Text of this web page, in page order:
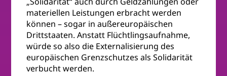
materiellen Leistungen erbracht werden
können – sogar in außereuropäischen
Drittstaaten. Anstatt Flüchtlingsaufnahme,
würde so also die Externalisierung des
europäischen Grenzschutzes als Solidarität
verbucht werden.